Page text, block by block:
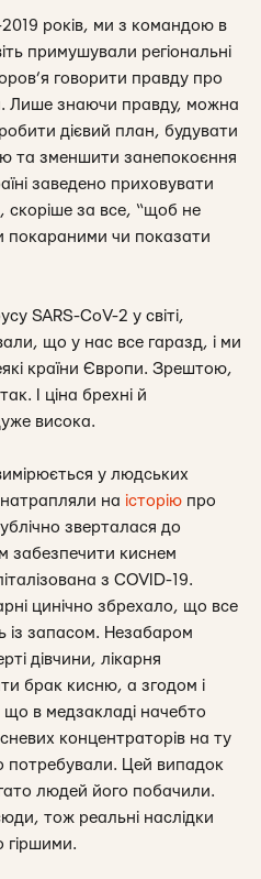
років, ми з командою в
примушували регіональні
говорити правду про
Лише знаючи правду, можна
дієвий план, будувати
та зменшити занепокоєння
заведено приховувати
скоріше за все, “щоб не
покараними чи показати
SARS-CoV-2 у світі,
що у нас все гаразд, і ми
країни Європи. Зрештою,
І ціна брехні й
висока.
у людських
на історію про
зверталася до
забезпечити киснем
з COVID-19.
цинічно збрехало, що все
із запасом. Незабаром
дівчини, лікарня
брак кисню, а згодом і
що в медзакладі начебто
концентраторів на ту
потребували. Цей випадок
людей його побачили.
тож реальні наслідки
гіршими.